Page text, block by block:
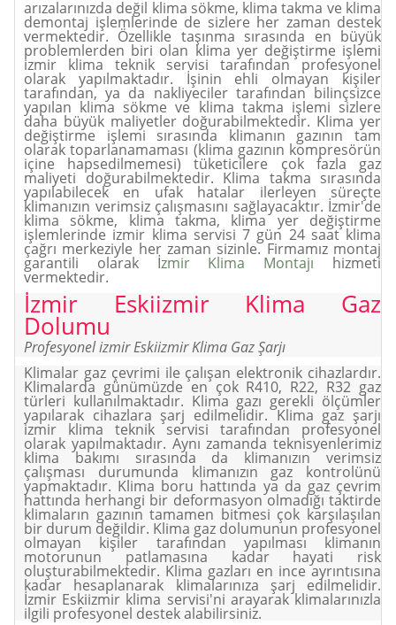
arızalarınızda değil klima sökme, klima takma ve klima
demontaj işlemlerinde de sizlere her zaman destek
vermektedir. Özellikle taşınma sırasında en büyük
problemlerden biri olan klima yer değiştirme işlemi
izmir klima teknik servisi tarafından profesyonel
olarak yapılmaktadır. İşinin ehli olmayan kişiler
tarafından, ya da nakliyeciler tarafından bilinçsizce
yapılan klima sökme ve klima takma işlemi sizlere
daha büyük maliyetler doğurabilmektedir. Klima yer
değiştirme işlemi sırasında klimanın gazının tam
olarak toparlanamaması (klima gazının kompresörün
içine hapsedilmemesi) tüketicilere çok fazla gaz
maliyeti doğurabilmektedir. Klima takma sırasında
yapılabilecek en ufak hatalar ilerleyen süreçte
klimanızın verimsiz çalışmasını sağlayacaktır. İzmir'de
klima sökme, klima takma, klima yer değiştirme
işlemlerinde izmir klima servisi 7 gün 24 saat klima
çağrı merkeziyle her zaman sizinle. Firmamız montaj
garantili olarak İzmir Klima Montajı hizmeti
vermektedir.
İzmir Eskiizmir Klima Gaz
Dolumu
Profesyonel izmir Eskiizmir Klima Gaz Şarjı
Klimalar gaz çevrimi ile çalışan elektronik cihazlardır.
Klimalarda günümüzde en çok R410, R22, R32 gaz
türleri kullanılmaktadır. Klima gazı gerekli ölçümler
yapılarak cihazlara şarj edilmelidir. Klima gaz şarjı
izmir klima teknik servisi tarafından profesyonel
olarak yapılmaktadır. Aynı zamanda teknisyenlerimiz
klima bakımı sırasında da klimanızın verimsiz
çalışması durumunda klimanızın gaz kontrolünü
yapmaktadır. Klima boru hattında ya da gaz çevrim
hattında herhangi bir deformasyon olmadığı taktirde
klimaların gazının tamamen bitmesi çok karşılaşılan
bir durum değildir. Klima gaz dolumunun profesyonel
olmayan kişiler tarafından yapılması klimanın
motorunun patlamasına kadar hayati risk
oluşturabilmektedir. Klima gazları en ince ayrıntısına
kadar hesaplanarak klimalarınıza şarj edilmelidir.
İzmir Eskiizmir klima servisi'ni arayarak klimalarınızla
ilgili profesyonel destek alabilirsiniz.